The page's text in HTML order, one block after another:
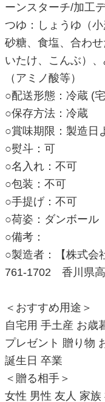
ーンスターチ/加工
つゆ：しょうゆ（
砂糖、食塩、合わ
いたけ、こんぶ）
（アミノ酸等）
○配送形態：冷蔵 (
○保存方法：冷蔵
○賞味期限：製造日
○熨斗：可
○名入れ：不可
○包装：不可
○手提げ：不可
○荷姿：ダンボール
○備考：
○製造者：【株式会
761-1702 香川県
＜おすすめ用途＞
自宅用 手土産 お歳
プレゼント 贈り物
誕生日 卒業
＜贈る相手＞
女性 男性 友人 家族